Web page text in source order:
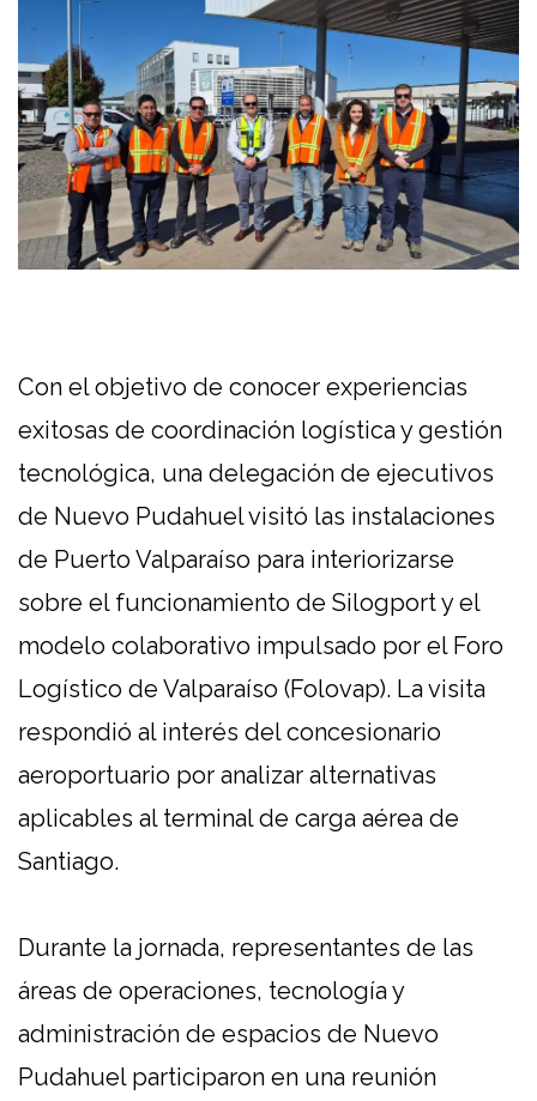
Con el objetivo de conocer experiencias
exitosas de coordinación logística y gestión
tecnológica, una delegación de ejecutivos
de Nuevo Pudahuel visitó las instalaciones
de Puerto Valparaíso para interiorizarse
sobre el funcionamiento de Silogport y el
modelo colaborativo impulsado por el Foro
Logístico de Valparaíso (Folovap). La visita
respondió al interés del concesionario
aeroportuario por analizar alternativas
aplicables al terminal de carga aérea de
Santiago.
Durante la jornada, representantes de las
áreas de operaciones, tecnología y
administración de espacios de Nuevo
Pudahuel participaron en una reunión